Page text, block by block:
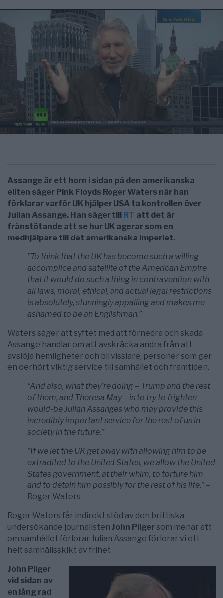
Assange är ett horn i sidan på den amerikanska
eliten säger Pink Floyds Roger Waters när han
förklarar varför UK hjälper USA ta kontrollen över
Julian Assange. Han säger till
RT att det är
frånstötande att se hur UK agerar som en
medhjälpare till det amerikanska imperiet.
”To think that the UK has become such a willing
accomplice and satellite of the American Empire
that it would do such a thing in contravention with
all laws, moral, ethical, and actual legal restrictions
is absolutely, stunningly appalling and makes me
ashamed to be an Englishman.”
Waters säger att syftet med att förnedra och skada
Assange handlar om att avskräcka andra från att
avslöja hemligheter och bli visslare, personer som ger
en oerhört viktig service till samhället och framtiden.
“And also, what they’re doing – Trump and the rest
of them, and Theresa May – is to try to frighten
would-be Julian Assanges who may provide this
incredibly important service for the rest of us in
society in the future.”
”If we let the UK get away with allowing him to be
extradited to the United States, we allow the United
States government, at their whim, to torture him
and to detain him possibly for the rest of his life.” –
Roger Waters
Roger Waters får indirekt stöd av den brittiska
undersökande journalisten John Pilgersom menar att
om samhället förlorar Julian Assange förlorar vi ett
helt samhällsskikt av frihet.
John Pilger
vid sidan av
en lång rad